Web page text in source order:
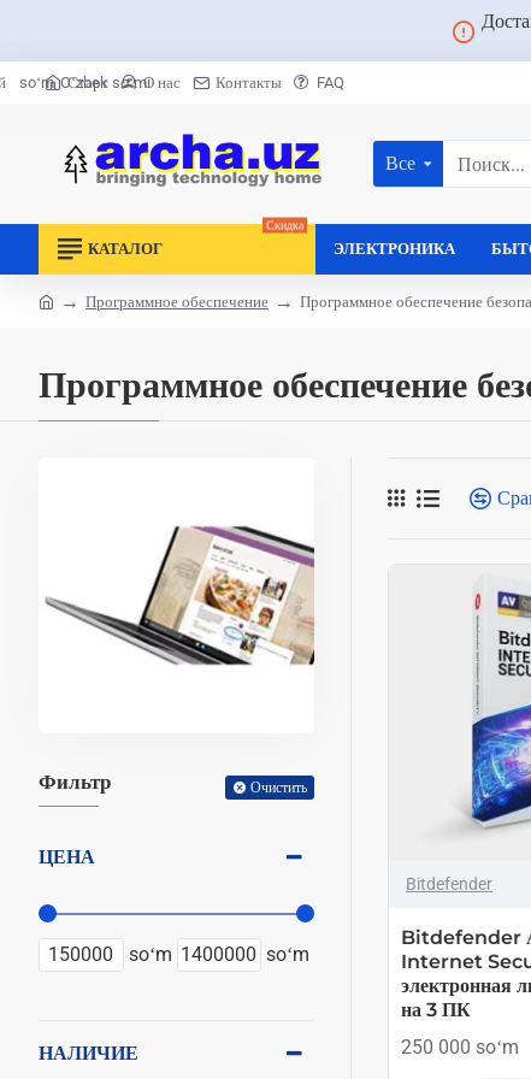
Старт О нас Контакты FAQ
soʻm Oʻzbek soʻmi
Все
Поиск...
КАТАЛОГ
Скидка
ЭЛЕКТРОНИКА
Программное обеспечение
Программное обеспечение Программное обеспечение
Фильтр Очистить
ЦЕНА
soʻm soʻm
НАЛИЧИЕ
Bitdefender
Bitdefender
Internet
электронная
на 3 ПК
250 000 soʻm